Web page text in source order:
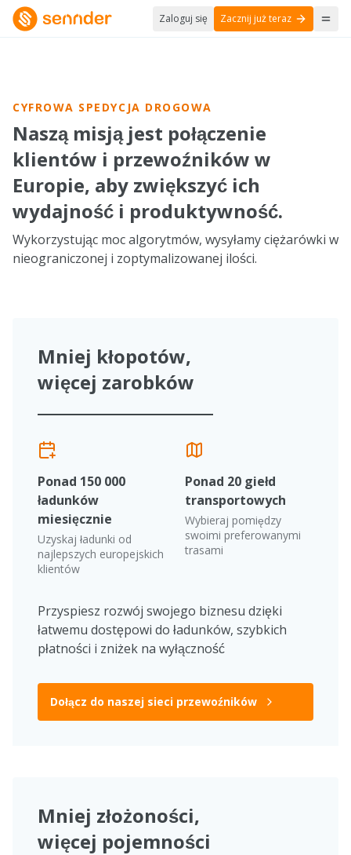
Zaloguj się Zacznij już teraz
THETHIS VIDEO CONTAINS AI-GENERATED CONTENT.
CYFROWA SPEDYCJA DROGOWA
Naszą misją jest połączenie
klientów i przewoźników w
Europie, aby zwiększyć ich
wydajność i produktywność.
Wykorzystując moc algorytmów, wysyłamy ciężarówki w
nieograniczonej i zoptymalizowanej ilości.
Mniej kłopotów,
więcej zarobków
Ponad 150 000
ładunków
miesięcznie
Uzyskaj ładunki od
najlepszych europejskich
klientów
Ponad 20 giełd
transportowych
Wybieraj pomiędzy
swoimi preferowanymi
trasami
Przyspiesz rozwój swojego biznesu dzięki
łatwemu dostępowi do ładunków, szybkich
płatności i zniżek na wyłączność
Dołącz do naszej sieci przewoźników
Mniej złożoności,
więcej pojemności